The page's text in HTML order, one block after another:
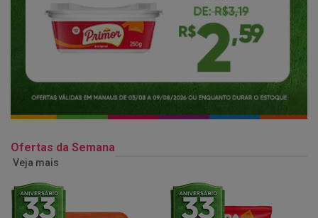
Ofertas da Semana
Veja mais